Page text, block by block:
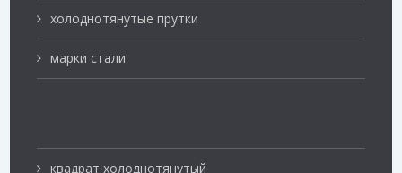
холоднотянутые прутки
марки стали
квадрат холоднотянутый